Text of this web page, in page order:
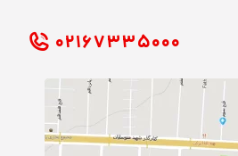
۰۲۱ ۶۷۳۳۵۰۰۰